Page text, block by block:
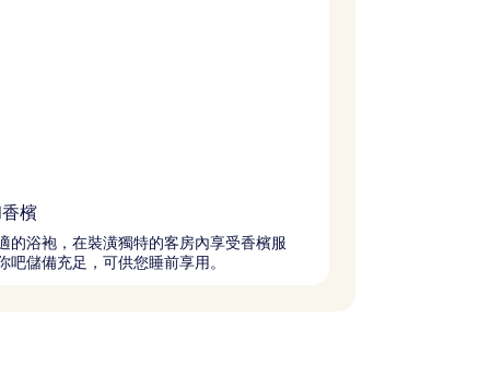
檳
的浴袍，在裝潢獨特的客房內享受香檳服
吧儲備充足，可供您睡前享用。